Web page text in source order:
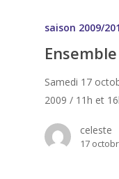
saison 2009/
Samedi 17
2009 / 11h et
celeste
17